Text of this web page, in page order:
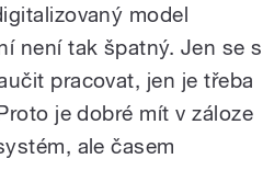
model
není tak špatný. Jen se s
pracovat, jen je třeba
je dobré mít v záloze
ale časem